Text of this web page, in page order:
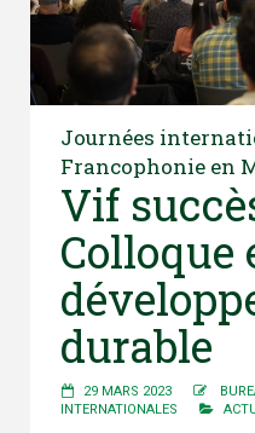
Journées
Francophonie en
Vif
Colloque
durable
29 MARS 2023
INTERNATIONALES